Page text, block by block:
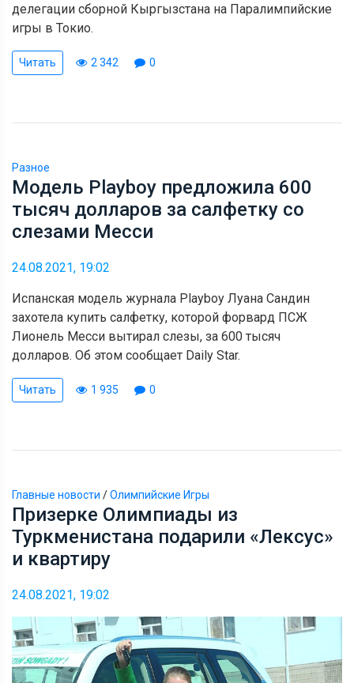
делегации сборной Кыргызстана на Паралимпийские
игры в Токио.
Читать 2 342 0
Разное
Модель Playboy предложила 600
тысяч долларов за салфетку со
слезами Месси
24.08.2021, 19:02
Испанская модель журнала Playboy Луана Сандин
захотела купить салфетку, которой форвард ПСЖ
Лионель Месси вытирал слезы, за 600 тысяч
долларов. Об этом сообщает Daily Star.
Читать 1 935 0
Главные новости /Олимпийские Игры
Призерке Олимпиады из
Туркменистана подарили «Лексус»
и квартиру
24.08.2021, 19:02